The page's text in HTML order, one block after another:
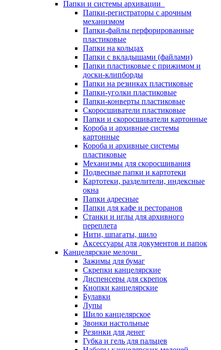
Папки и системы архивации
Папки-регистраторы с арочным
механизмом
Папки-файлы перфорированные
пластиковые
Папки на кольцах
Папки с вкладышами (файлами)
Папки пластиковые с прижимом и
доски-клипборды
Папки на резинках пластиковые
Папки-уголки пластиковые
Папки-конверты пластиковые
Скоросшиватели пластиковые
Папки и скоросшиватели картонные
Короба и архивные системы
картонные
Короба и архивные системы
пластиковые
Механизмы для скоросшивания
Подвесные папки и картотеки
Картотеки, разделители, индексные
окна
Папки адресные
Папки для кафе и ресторанов
Станки и иглы для архивного
переплета
Нити, шпагаты, шило
Аксессуары для документов и папок
Канцелярские мелочи
Зажимы для бумаг
Скрепки канцелярские
Диспенсеры для скрепок
Кнопки канцелярские
Булавки
Лупы
Шило канцелярское
Звонки настольные
Резинки для денег
Губка и гель для пальцев